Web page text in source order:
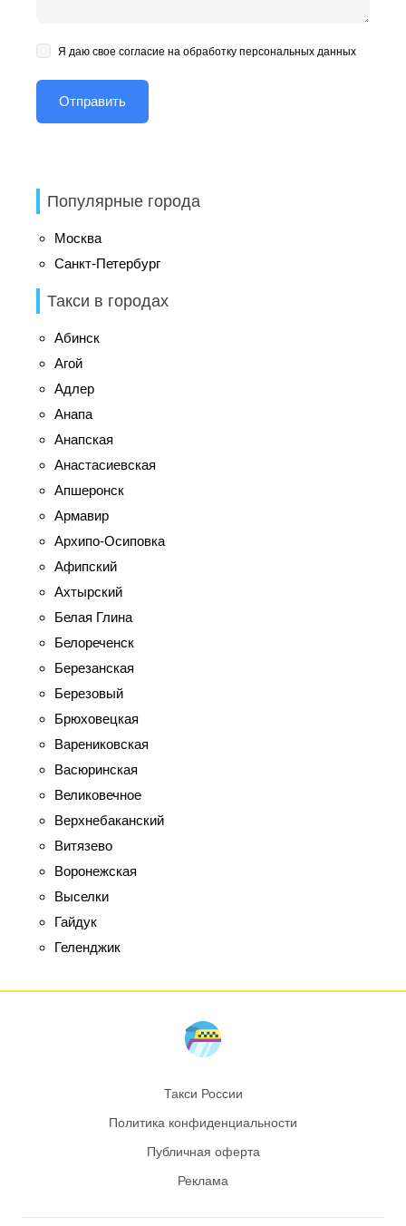
Я даю свое согласие на обработку персональных данных
Популярные города
Москва
Санкт-Петербург
Такси в городах
Абинск
Агой
Адлер
Анапа
Анапская
Анастасиевская
Апшеронск
Армавир
Архипо-Осиповка
Афипский
Ахтырский
Белая Глина
Белореченск
Березанская
Березовый
Брюховецкая
Варениковская
Васюринская
Великовечное
Верхнебаканский
Витязево
Воронежская
Выселки
Гайдук
Геленджик
Такси России
Политика конфиденциальности
Публичная оферта
Реклама